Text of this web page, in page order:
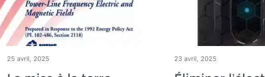
25 avril, 2025 23 avril, 2025